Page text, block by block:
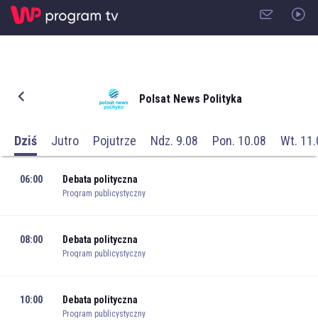
Polsat News Polityka
Dziś Jutro Pojutrze Ndz. 9.08 Pon. 10.08 Wt.
06:00 Debata polityczna
Program publicystyczny
08:00 Debata polityczna
Program publicystyczny
10:00 Debata polityczna
Program publicystyczny